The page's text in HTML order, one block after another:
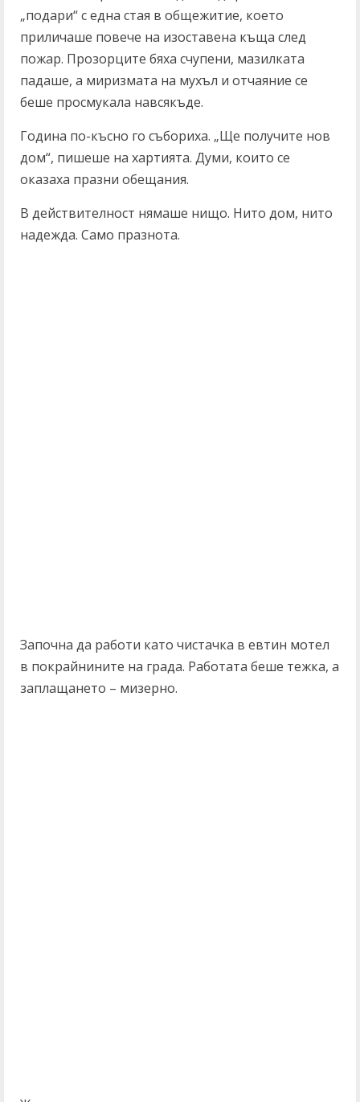
„подари“ с една стая в общежитие, което
приличаше повече на изоставена къща след
пожар. Прозорците бяха счупени, мазилката
падаше, а миризмата на мухъл и отчаяние се
беше просмукала навсякъде.
Година по-късно го събориха. „Ще получите нов
дом“, пишеше на хартията. Думи, които се
оказаха празни обещания.
В действителност нямаше нищо. Нито дом, нито
надежда. Само празнота.
Започна да работи като чистачка в евтин мотел
в покрайнините на града. Работата беше тежка, а
заплащането – мизерно.